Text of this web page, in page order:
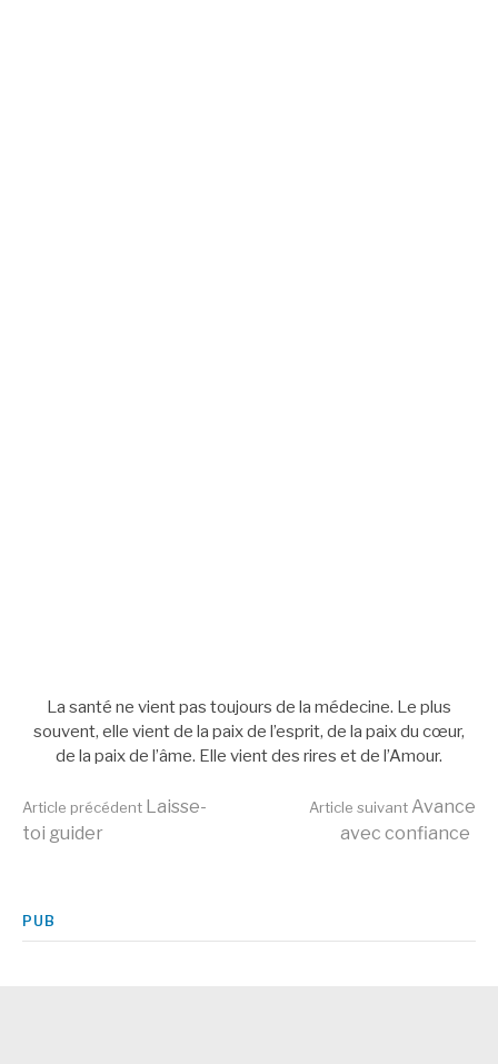
La santé ne vient pas toujours de la médecine. Le plus
souvent, elle vient de la paix de l’esprit, de la paix du cœur,
de la paix de l’âme. Elle vient des rires et de l’Amour.
Lire
la
Article précédent Laisse-
toi guider
Article suivant Avance
avec confiance
PUB